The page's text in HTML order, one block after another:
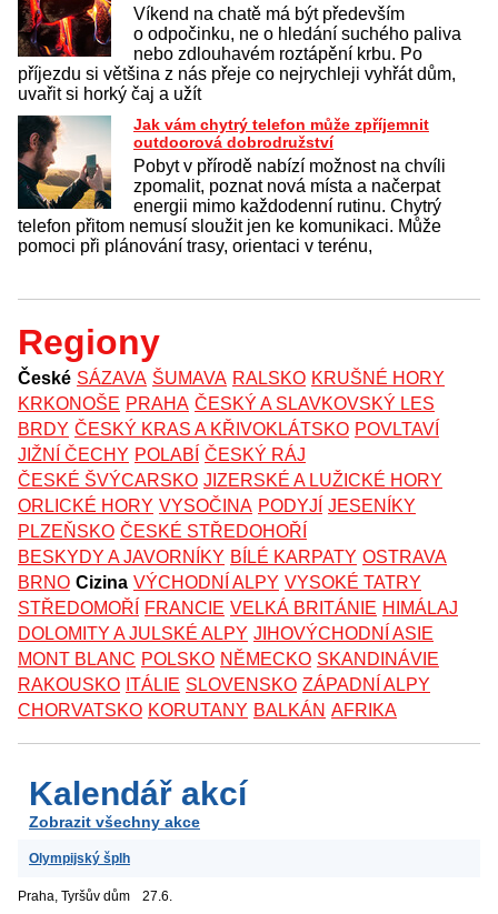
Víkend na chatě má být především
o odpočinku, ne o hledání suchého paliva
nebo zdlouhavém roztápění krbu. Po
příjezdu si většina z nás přeje co nejrychleji vyhřát dům,
uvařit si horký čaj a užít
Jak vám chytrý telefon může zpříjemnit
outdoorová dobrodružství
Pobyt v přírodě nabízí možnost na chvíli
zpomalit, poznat nová místa a načerpat
energii mimo každodenní rutinu. Chytrý
telefon přitom nemusí sloužit jen ke komunikaci. Může
pomoci při plánování trasy, orientaci v terénu,
Regiony
České SÁZAVA ŠUMAVA RALSKO KRUŠNÉ HORY
KRKONOŠE PRAHA ČESKÝ A SLAVKOVSKÝ LES
BRDY ČESKÝ KRAS A KŘIVOKLÁTSKO POVLTAVÍ
JIŽNÍ ČECHY POLABÍ ČESKÝ RÁJ
ČESKÉ ŠVÝCARSKO JIZERSKÉ A LUŽICKÉ HORY
ORLICKÉ HORY VYSOČINA PODYJÍ JESENÍKY
PLZEŇSKO ČESKÉ STŘEDOHOŘÍ
BESKYDY A JAVORNÍKY BÍLÉ KARPATY OSTRAVA
BRNO Cizina VÝCHODNÍ ALPY VYSOKÉ TATRY
STŘEDOMOŘÍ
FRANCIE VELKÁ BRITÁNIE HIMÁLAJ
DOLOMITY A JULSKÉ ALPY JIHOVÝCHODNÍ ASIE
MONT BLANC POLSKO NĚMECKO SKANDINÁVIE
RAKOUSKO ITÁLIE SLOVENSKO ZÁPADNÍ ALPY
CHORVATSKO KORUTANY BALKÁN AFRIKA
Kalendář akcí
Zobrazit všechny akce
Olympijský šplh
Praha, Tyršův dům 27.6.